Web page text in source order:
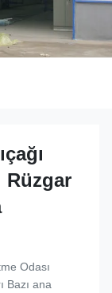
Rüzgar
Odası
Bazı ana